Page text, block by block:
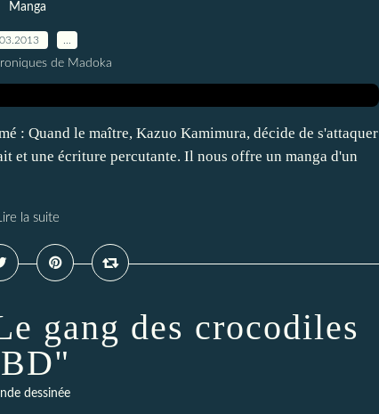
Manga
de Madoka
: Quand le maître, Kazuo Kamimura, décide de s'attaquer
et une écriture percutante. Il nous offre un manga d'un
la suite
gang des crocodiles
dessinée